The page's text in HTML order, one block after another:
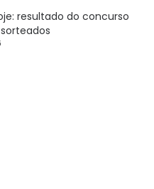
resultado do concurso